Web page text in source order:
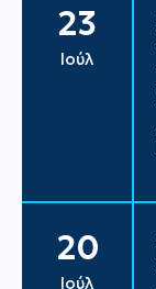
23
Ιούλ
20
Ιούλ